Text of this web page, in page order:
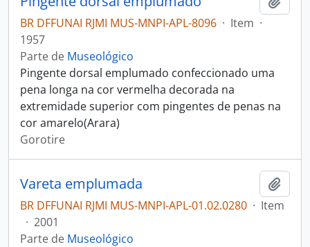
BR DFFUNAI RJMI MUS-MNPI-APL-8096 · Item ·
1957
Parte de Museológico
Pingente dorsal emplumado confeccionado uma
pena longa na cor vermelha decorada na
extremidade superior com pingentes de penas na
cor amarelo(Arara)
Gorotire
Vareta emplumada
BR DFFUNAI RJMI MUS-MNPI-APL-01.02.0280 · Item
· 2001
Parte de Museológico